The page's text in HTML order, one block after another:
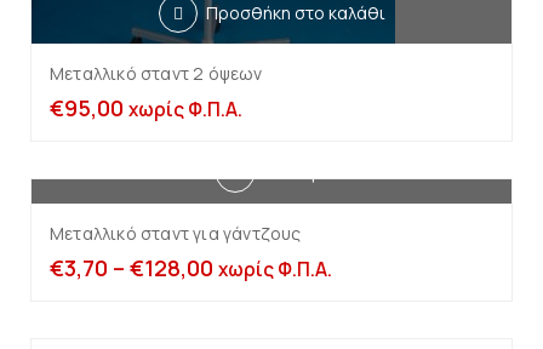
Προσθήκη στο καλάθι
Μεταλλικό σταντ 2 όψεων
€95,00 χωρίς Φ.Π.Α.
Μεταλλικό σταντ για γάντζους
€3,70 – €128,00 χωρίς Φ.Π.Α.